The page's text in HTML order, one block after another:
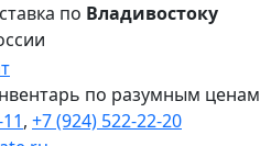
по Владивостоку
по разумным ценам
, +7 (924) 522-22-20